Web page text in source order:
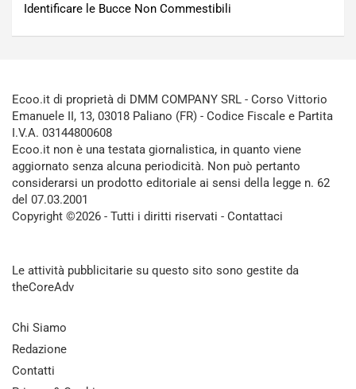
Identificare le Bucce Non Commestibili
Ecoo.it di proprietà di DMM COMPANY SRL - Corso Vittorio
Emanuele II, 13, 03018 Paliano (FR) - Codice Fiscale e Partita
I.V.A. 03144800608
Ecoo.it non è una testata giornalistica, in quanto viene
aggiornato senza alcuna periodicità. Non può pertanto
considerarsi un prodotto editoriale ai sensi della legge n. 62
del 07.03.2001
Copyright ©2026 - Tutti i diritti riservati - Contattaci
Le attività pubblicitarie su questo sito sono gestite da
theCoreAdv
Chi Siamo
Redazione
Contatti